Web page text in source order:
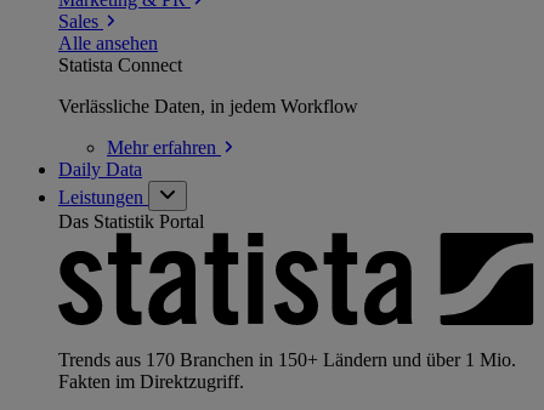
Sales
Alle ansehen
Statista Connect
Verlässliche Daten, in jedem Workflow
Mehrerfahren
Daily Data
Leistungen
Das Statistik Portal
Trends aus 170 Branchen in 150+ Ländern und über 1 Mio.
Fakten im Direktzugriff.